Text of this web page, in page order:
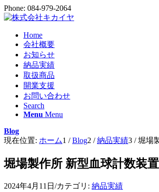
Phone: 084-979-2064
Home
会社概要
お知らせ
納品実績
取扱商品
開業支援
お問い合わせ
Search
Menu Menu
Blog
現在位置: ホーム1 / Blog2 / 納品実績3 / 堀場
堀場製作所 新型血球計数装
2024年4月11日 /カテゴリ: 納品実績